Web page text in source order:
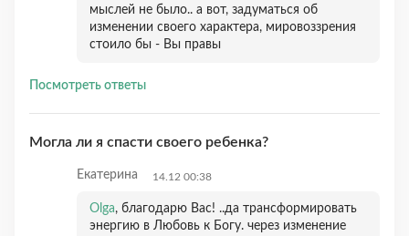
мыслей не было.. а вот, задуматься об
изменении своего характера, мировоззрения
стоило бы - Вы правы
Посмотреть ответы
Могла ли я спасти своего ребенка?
Екатерина 14.12 00:38
Olga, благодарю Вас! ..да трансформировать
энергию в Любовь к Богу. через изменение